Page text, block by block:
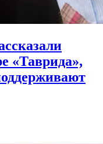
«Таврида»,